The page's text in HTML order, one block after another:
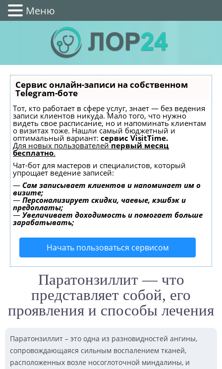
Сервис онлайн-записи на собственном
Telegram-боте
Тот, кто работает в сфере услуг, знает — без ведения
записи клиентов никуда. Мало того, что нужно
видеть свое расписание, но и напоминать клиентам
о визитах тоже. Нашли самый бюджетный и
оптимальный вариант: сервис VisitTime.
Для новых пользователейпервый месяц
бесплатно.
Чат-бот для мастеров и специалистов, который
упрощает ведение записей:
— Сам записывает клиентов и напоминает им о
визите;
— Персонализирует скидки, чаевые, кэшбэк и
предоплаты;
— Увеличивает доходимость и помогает больше
зарабатывать;
Начать пользоваться сервисом
Паратонзиллит — что
представляет собой, его
проявления и способы лечения
Паратонзиллит – это одна из разновидностей ангины,
сопровождающаяся сильным воспалением тканей,
расположенных возле носоглоточной миндалины, и
Меню